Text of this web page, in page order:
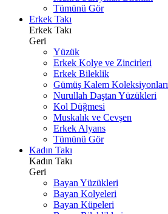
Tümünü Gör
Erkek Takı
Erkek Takı
Geri
Yüzük
Erkek Kolye ve Zincirleri
Erkek Bileklik
Gümüş Kalem Koleksiyonları
Nurullah Daştan Yüzükleri
Kol Düğmesi
Muskalık ve Cevşen
Erkek Alyans
Tümünü Gör
Kadın Takı
Kadın Takı
Geri
Bayan Yüzükleri
Bayan Kolyeleri
Bayan Küpeleri